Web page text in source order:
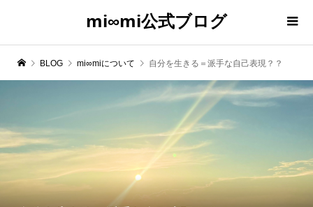
mi∞mi公式ブログ
BLOG mi∞miについて 自分を生きる＝派手な自己表現？？